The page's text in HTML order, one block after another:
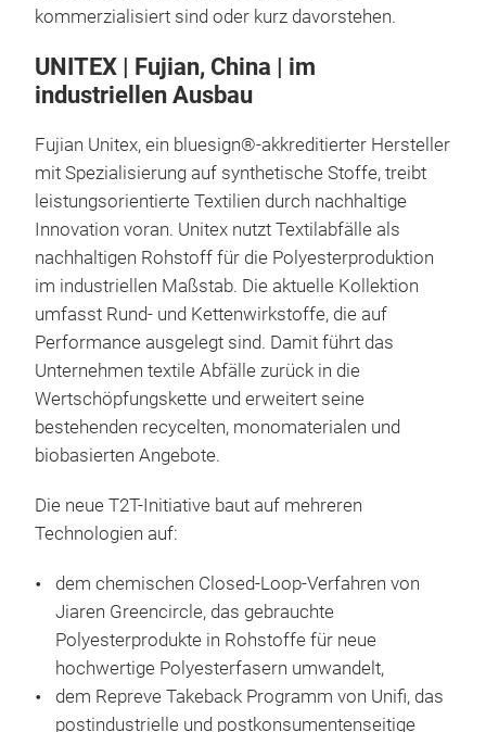
kommerzialisiert sind oder kurz davorstehen.
UNITEX | Fujian, China | im
industriellen Ausbau
Fujian Unitex, ein bluesign®-akkreditierter Hersteller
mit Spezialisierung auf synthetische Stoffe, treibt
leistungsorientierte Textilien durch nachhaltige
Innovation voran. Unitex nutzt Textilabfälle als
nachhaltigen Rohstoff für die Polyesterproduktion
im industriellen Maßstab. Die aktuelle Kollektion
umfasst Rund- und Kettenwirkstoffe, die auf
Performance ausgelegt sind. Damit führt das
Unternehmen textile Abfälle zurück in die
Wertschöpfungskette und erweitert seine
bestehenden recycelten, monomaterialen und
biobasierten Angebote.
Die neue T2T-Initiative baut auf mehreren
Technologien auf:
dem chemischen Closed-Loop-Verfahren von
Jiaren Greencircle, das gebrauchte
Polyesterprodukte in Rohstoffe für neue
hochwertige Polyesterfasern umwandelt,
dem Repreve Takeback Programm von Unifi, das
postindustrielle und postkonsumentenseitige